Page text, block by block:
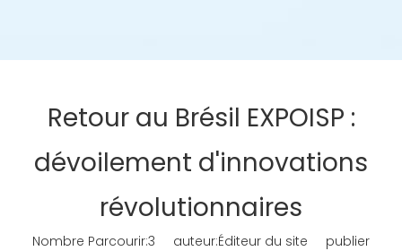
Retour au Brésil EXPOISP :
dévoilement d'innovations
révolutionnaires
Nombre Parcourir:3 auteur:Éditeur du site publier